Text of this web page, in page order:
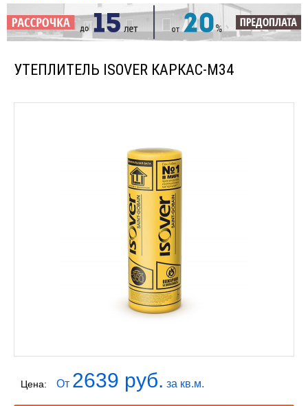
УТЕПЛИТЕЛЬ ISOVER КАРКАС-М34
Цена: От 2639 руб. за кв.м.